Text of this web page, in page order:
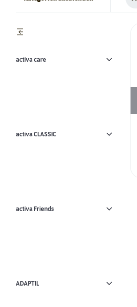
activa care
activa CLASSIC
activa Friends
ADAPTIL